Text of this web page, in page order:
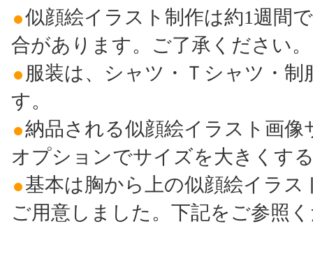
似顔絵イラスト制作は約1週間
合があります。ご了承ください。
服装は、シャツ・Ｔシャツ・
す。
納品される似顔絵イラスト画
オプションでサイズを大きくす
基本は胸から上の似顔絵イラ
ご用意しました。下記をご参照